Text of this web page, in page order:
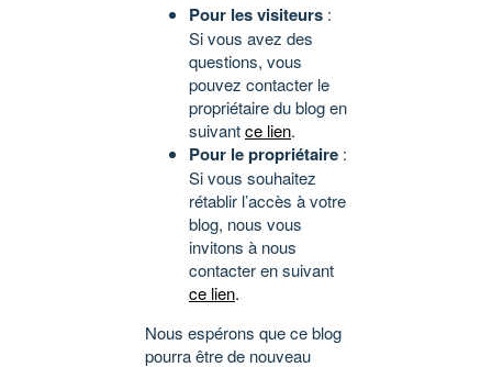
Pour les visiteurs :
Si vous avez des
questions, vous
pouvez contacter le
propriétaire du blog en
suivantce lien.
Pour le propriétaire :
Si vous souhaitez
rétablir l’accès à votre
blog, nous vous
invitons à nous
contacter en suivant
ce lien.
Nous espérons que ce blog
pourra être de nouveau